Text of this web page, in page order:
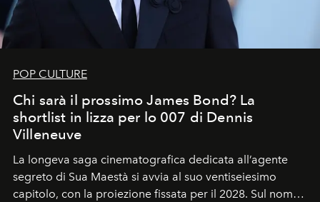
POP CULTURE
Chi sarà il prossimo James Bond? La
shortlist in lizza per lo 007 di Dennis
Villeneuve
La longeva saga cinematografica dedicata all’agente
segreto di Sua Maestà si avvia al suo ventiseiesimo
capitolo, con la proiezione fissata per il 2028. Sul nome